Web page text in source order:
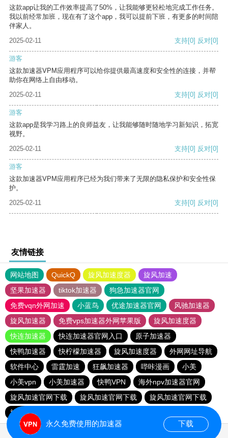
这款app让我的工作效率提高了50%，让我能够更轻松地完成工作任务。
我以前经常加班，现在有了这个app，我可以提前下班，有更多的时间陪
伴家人。
2025-02-11
支持[0] 反对[0]
游客
这款加速器VPM应用程序可以给你提供最高速度和安全性的连接，并帮
助你在网络上自由移动。
2025-02-11
支持[0] 反对[0]
游客
这款app是我学习路上的良师益友，让我能够随时随地学习新知识，拓宽
视野。
2025-02-11
支持[0] 反对[0]
游客
这款加速器VPM应用程序已经为我们带来了无限的隐私保护和安全性保
护。
2025-02-11
支持[0] 反对[0]
友情链接
网站地图 QuickQ 旋风加速度器
旋风加速
坚果加速器
tiktok加速器
狗急加速器官网
免费vqn外网加速
小蓝鸟 优途加速器官网
风驰加速器
旋风加速器
免费vps加速器外网苹果版
旋风加速度器
快连加速器
快连加速器官网入口
原子加速器
快鸭加速器
快柠檬加速器 旋风加速度器
外网网址导航
软件中心
雷霆加速 狂飙加速器 哔咔漫画
小美
小美vpn
小美加速器 快鸭VPN
海外npv加速器官网
旋风加速官网下载
旋风加速官网下载
旋风加速官网下载
旋风加速官网下载
永久免费使用的加速器 下载